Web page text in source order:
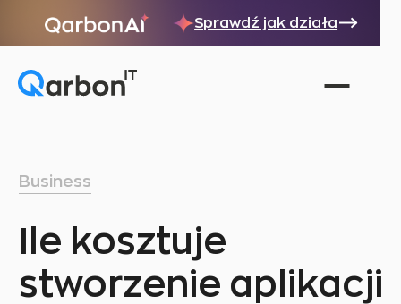
Sprawdź jak działa
Business
Ile kosztuje
stworzenie aplikacji